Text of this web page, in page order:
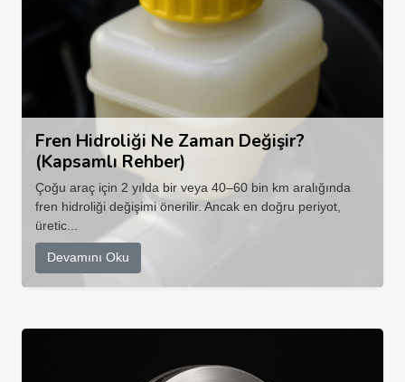
Fren Hidroliği Ne Zaman Değişir?
(Kapsamlı Rehber)
Çoğu araç için 2 yılda bir veya 40–60 bin km aralığında
fren hidroliği değişimi önerilir. Ancak en doğru periyot,
üretic...
Devamını Oku